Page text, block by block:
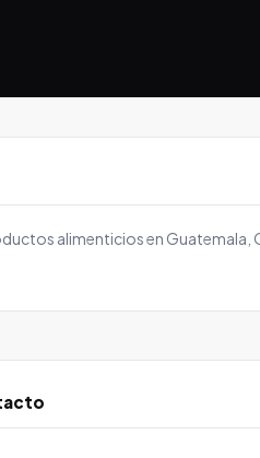
alimenticios en Guatemala,